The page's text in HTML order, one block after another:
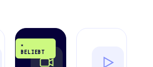
★
BELIEBT